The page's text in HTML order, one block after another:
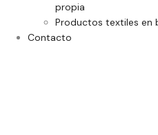
propia
Productos textiles en
Contacto